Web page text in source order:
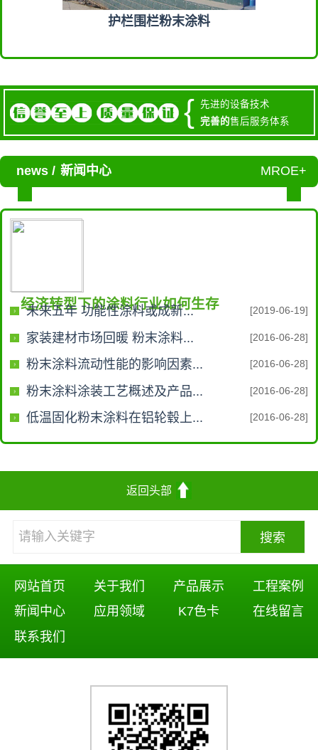
护栏围栏粉末涂料
{ 先进的设备技术
完善的售后服务体系
news / 新闻中心 MROE+
经济转型下的涂料行业如何生存
未来五年 功能性涂料或成新... [2019-06-19]
家装建材市场回暖 粉末涂料... [2016-06-28]
粉末涂料流动性能的影响因素... [2016-06-28]
粉末涂料涂装工艺概述及产品... [2016-06-28]
低温固化粉末涂料在铝轮毂上... [2016-06-28]
返回头部
网站首页 关于我们 产品展示
工程案例
新闻中心
应用领域 K7色卡
在线留言
联系我们